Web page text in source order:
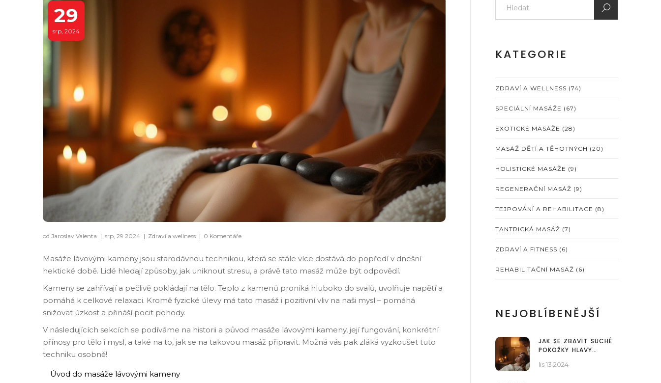
29
srp, 2024
od Jaroslav Valenta | srp, 29 2024 | Zdraví a wellness | 0 Komentáře
Masáže lávovými kameny jsou starodávnou technikou, která se stále více dostává do popředí v dnešní
hektické době. Lidé hledají způsoby, jak uniknout stresu, a právě tato masáž může být odpovědí.
Kameny se zahřívají a pečlivě pokládají na tělo. Teplo z kamenů proniká hluboko do svalů, uvolňuje napětí a
pomáhá k celkové relaxaci. Kromě fyzické úlevy má tato masáž i pozitivní vliv na naši mysl – pomáhá
snižovat úzkost a přináší pocit pohody.
V následujících sekcích se podíváme na historii a původ masáže lávovými kameny, její fungování, konkrétní
přínosy pro tělo i mysl, a také na to, jak se na takovou masáž připravit. Možná vás pak zláká vyzkoušet tuto
techniku osobně!
Úvod do masáže lávovými kameny
KATEGORIE
ZDRAVÍ A WELLNESS (74)
SPECIÁLNÍ MASÁŽE (67)
EXOTICKÉ MASÁŽE (28)
MASÁŽ DĚTÍ A TĚHOTNÝCH (20)
HOLISTICKÉ MASÁŽE (9)
REGENERAČNÍ MASÁŽ (9)
TEJPOVÁNÍ A REHABILITACE (8)
TANTRICKÁ MASÁŽ (7)
ZDRAVÍ A FITNESS (6)
REHABILITAČNÍ MASÁŽ (6)
NEJOBLÍBENĚJŠÍ
JAK SE ZBAVIT SUCHÉ
POKOŽKY HLAVY
MASÁŽÍ
lis 13 2024